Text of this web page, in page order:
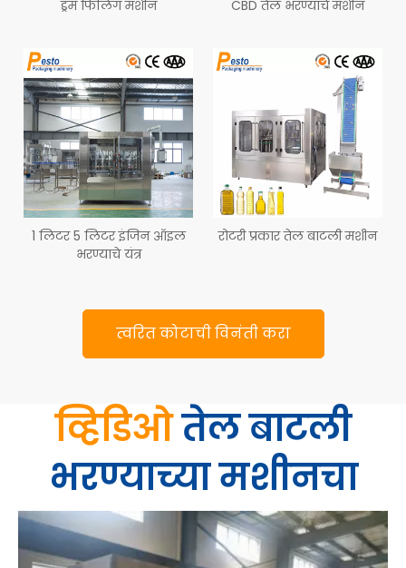
ड्रम फिलिंग मशीन CBD तेल भरण्याचे मशीन
1 लिटर 5 लिटर इंजिन ऑइल
भरण्याचे यंत्र
रोटरी प्रकार तेल बाटली मशीन
त्वरित कोटाची विनंती करा
व्हिडिओतेल बाटली
भरण्याच्या मशीनचा